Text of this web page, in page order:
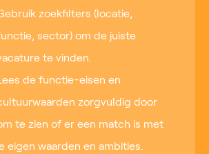
zoekfilters (locatie,
sector) om de juiste
te vinden.
de functie-eisen en
zorgvuldig door
te zien of er een match is met
eigen waarden en ambities.